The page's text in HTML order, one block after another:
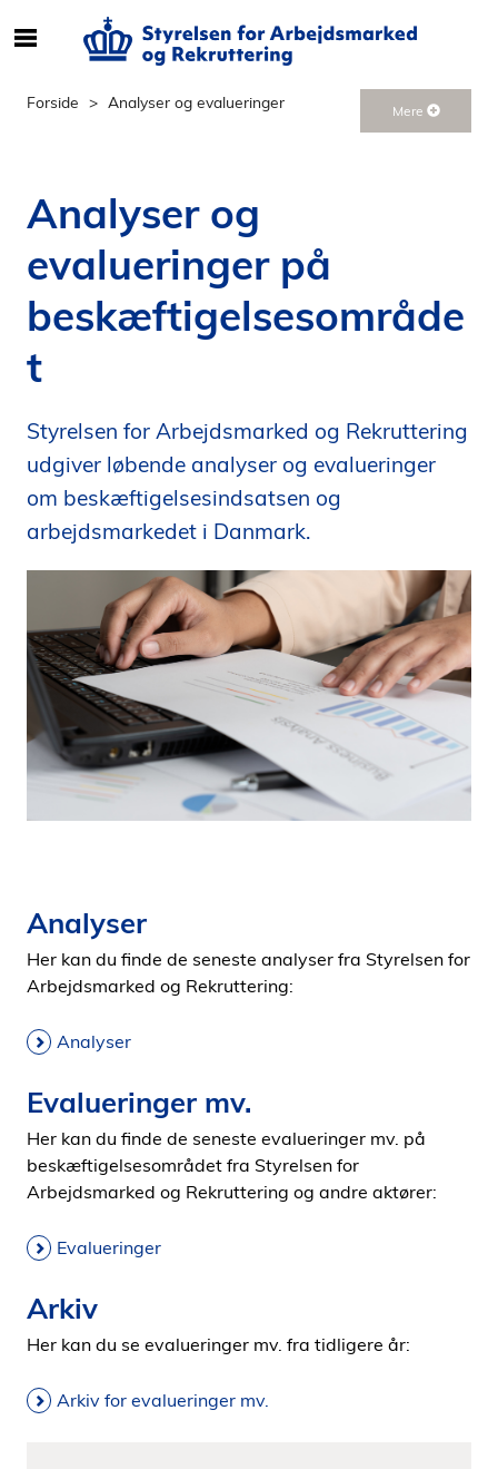
r
i
n
d
h
p
å
s
i
e
Forside Analyser og evalueringer Mere
Analyser og
evalueringer på
beskæftigelsesområde
t
Styrelsen for Arbejdsmarked og Rekruttering
udgiver løbende analyser og evalueringer
om beskæftigelsesindsatsen og
arbejdsmarkedet i Danmark.
Analyser
Her kan du finde de seneste analyser fra Styrelsen for
Arbejdsmarked og Rekruttering:
Analyser
Evalueringer mv.
Her kan du finde de seneste evalueringer mv. på
beskæftigelsesområdet fra Styrelsen for
Arbejdsmarked og Rekruttering og andre aktører:
Evalueringer
Arkiv
Her kan du se evalueringer mv. fra tidligere år:
Arkiv for evalueringer mv.